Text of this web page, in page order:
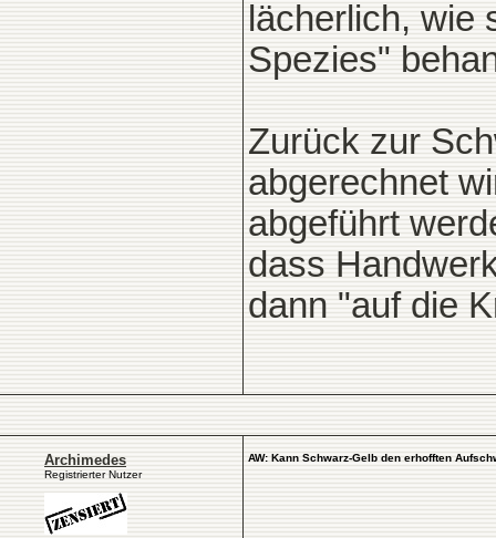
lächerlich, wie
Spezies"
Zurück zur
abgerechnet
abgeführt
dass
dann "auf die
Archimedes
Registrierter Nutzer
AW: Kann Schwarz-Gelb den erhofften